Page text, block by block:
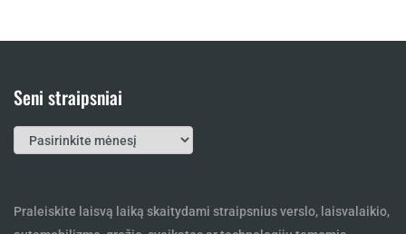
Seni straipsniai
Seni
straipsniai
Praleiskite laisvą laiką skaitydami straipsnius verslo, laisvalaikio,